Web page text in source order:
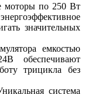
моторы по 250 Вт
значительных
емкостью
обеспечивают
трицикла без
система